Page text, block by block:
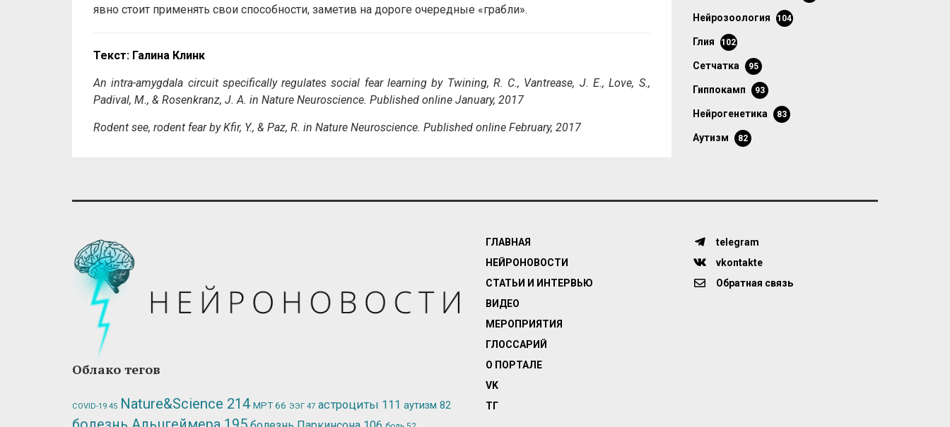
явно стоит применять свои способности, заметив на дороге очередные «грабли».
Текст: Галина Клинк
An intra-amygdala circuit specifically regulates social fear learning by Twining, R. C., Vantrease, J. E., Love, S.,
Padival, M., & Rosenkranz, J. A. in Nature Neuroscience. Published online January, 2017
Rodent see, rodent fear by Kfir, Y., & Paz, R. in Nature Neuroscience. Published online February, 2017
нейрозоология 104
глия 102
сетчатка 95
гиппокамп 93
нейрогенетика 83
аутизм 82
Облако тегов
COVID-19 45 Nature&Science 214 МРТ66 ЭЭГ 47 астроциты 111 аутизм 82
ГЛАВНАЯ
НЕЙРОНОВОСТИ
СТАТЬИ И ИНТЕРВЬЮ
ВИДЕО
МЕРОПРИЯТИЯ
ГЛОССАРИЙ
О ПОРТАЛЕ
VK
ТГ
telegram
vkontakte
Обратная связь